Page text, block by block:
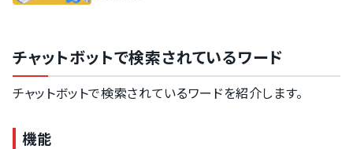
チャットボットで検索されているワード
チャットボットで検索されているワードを紹介します。
機能